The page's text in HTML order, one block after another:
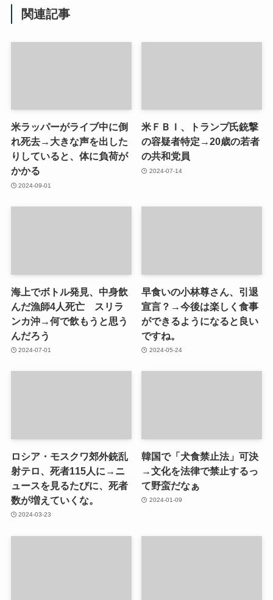
関連記事
米ラッパーがライブ中に倒
れ死去→大きな声を出した
りしていると、体に負荷が
かかる
2024-09-01
米ＦＢＩ、トランプ氏銃撃
の容疑者特定→20歳の若者
の共和党員
2024-07-14
海上でボトル発見、中身飲
んだ漁師4人死亡 スリラ
ンカ沖→何で飲もうと思う
んだろう
2024-07-01
早食いの小林尊さん、引退
宣言？→今後は楽しく食事
ができるようになると良い
ですね。
2024-05-24
ロシア・モスクワ郊外銃乱
射テロ、死者115人に→ニ
ュースを見るたびに、死者
数が増えていくな。
2024-03-23
韓国で「犬食禁止法」可決
→文化を法律で禁止するっ
て野蛮だなぁ
2024-01-09